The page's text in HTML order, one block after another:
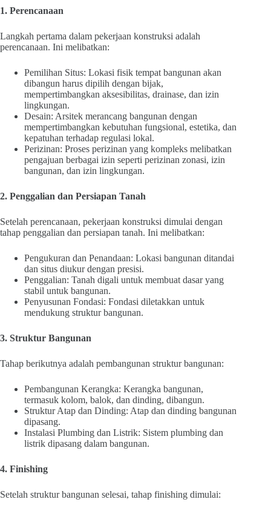
1. Perencanaan
Langkah pertama dalam pekerjaan konstruksi adalah
perencanaan. Ini melibatkan:
Pemilihan Situs: Lokasi fisik tempat bangunan akan
dibangun harus dipilih dengan bijak,
mempertimbangkan aksesibilitas, drainase, dan izin
lingkungan.
Desain: Arsitek merancang bangunan dengan
mempertimbangkan kebutuhan fungsional, estetika, dan
kepatuhan terhadap regulasi lokal.
Perizinan: Proses perizinan yang kompleks melibatkan
pengajuan berbagai izin seperti perizinan zonasi, izin
bangunan, dan izin lingkungan.
2. Penggalian dan Persiapan Tanah
Setelah perencanaan, pekerjaan konstruksi dimulai dengan
tahap penggalian dan persiapan tanah. Ini melibatkan:
Pengukuran dan Penandaan: Lokasi bangunan ditandai
dan situs diukur dengan presisi.
Penggalian: Tanah digali untuk membuat dasar yang
stabil untuk bangunan.
Penyusunan Fondasi: Fondasi diletakkan untuk
mendukung struktur bangunan.
3. Struktur Bangunan
Tahap berikutnya adalah pembangunan struktur bangunan:
Pembangunan Kerangka: Kerangka bangunan,
termasuk kolom, balok, dan dinding, dibangun.
Struktur Atap dan Dinding: Atap dan dinding bangunan
dipasang.
Instalasi Plumbing dan Listrik: Sistem plumbing dan
listrik dipasang dalam bangunan.
4. Finishing
Setelah struktur bangunan selesai, tahap finishing dimulai: